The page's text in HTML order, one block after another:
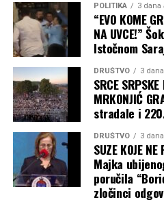
“Minimalna temperatura
do 26. Maksimalna
višim predjelima od 28
Utorak, 11. avgust
Pretežno sunčano i vruće biće
“Minimalna temperatura
26. Maksimalna temperatura
višim predjelima od 29
POLITIKA 3 dana
“EVO KOME
NA UVCE!”
Istočnom
DRUŠTVO 3
SRCE
MRKONJIĆ
stradale i
DRUŠTVO 3
SUZE KOJE
Majka
poručila
zločinci